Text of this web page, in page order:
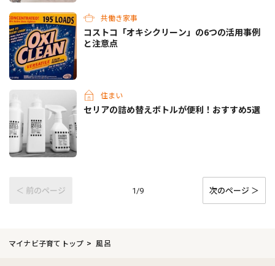
共働き家事
コストコ「オキシクリーン」の6つの活用事例
と注意点
住まい
セリアの詰め替えボトルが便利！おすすめ5選
＜ 前のページ 1/9 次のページ ＞
マイナビ子育てトップ 風呂